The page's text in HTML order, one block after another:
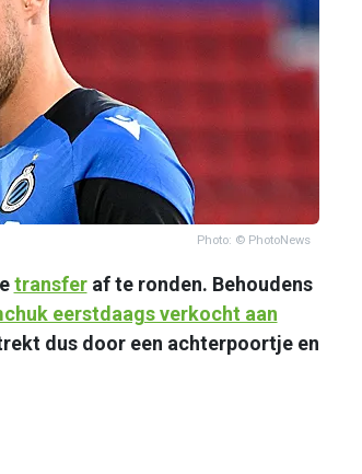
Photo: © PhotoNews
transferaf te ronden. Behoudens
eerstdaags verkocht aan
dus door een achterpoortje en